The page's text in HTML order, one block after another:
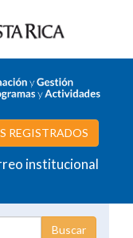
REGISTRADOS
institucional